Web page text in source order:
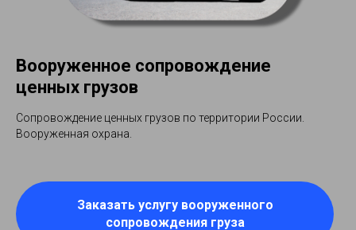
Вооруженное сопровождение
ценных грузов
Сопровождение ценных грузов по территории России.
Вооруженная охрана.
Заказать услугу вооруженного
сопровождения груза